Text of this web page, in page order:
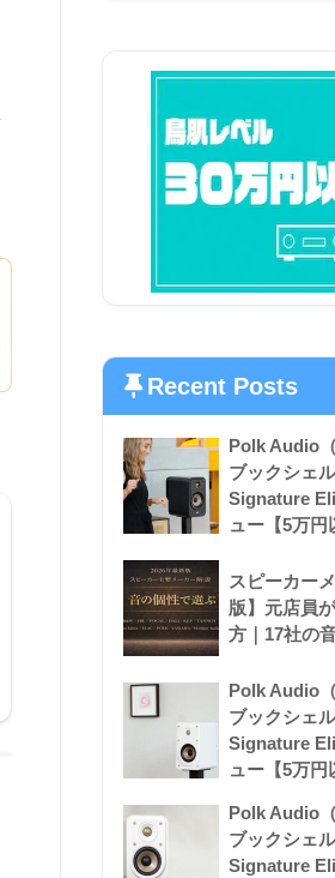
Recent Posts
Polk Audio
ブックシェ
Signature
ュー【5万円
スピーカー
版】元店員
方｜17社の
Polk Audio
ブックシェ
Signature
ュー【5万円
Polk Audio
ブックシェ
Signature